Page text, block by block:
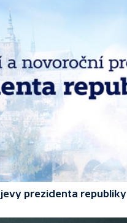
prezidenta republiky